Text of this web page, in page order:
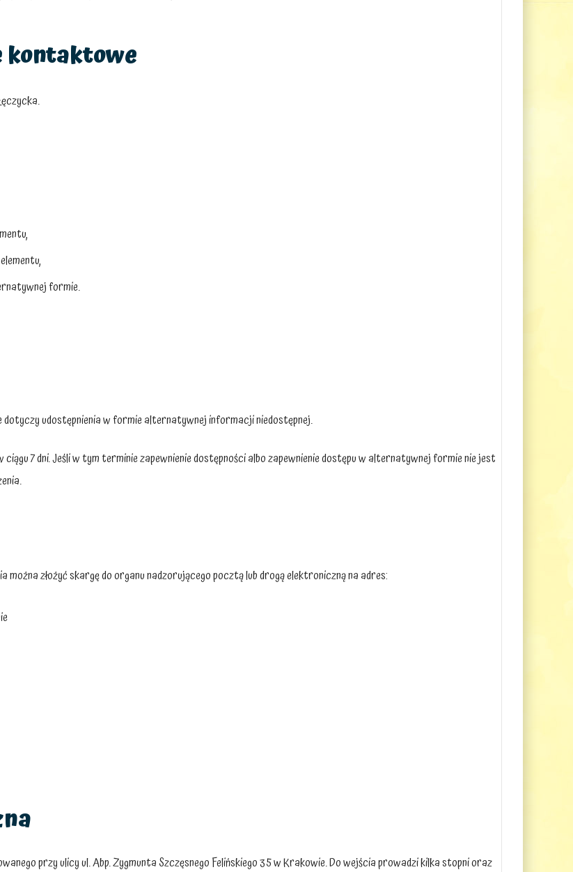
.
formie.
dotyczy udostępnienia w formie alternatywnej informacji niedostępnej.
ciągu 7 dni. Jeśli w tym terminie zapewnienie dostępności albo zapewnienie dostępu w alternatywnej formie nie jest
złożyć skargę do organu nadzorującego pocztą lub drogą elektroniczną na adres:
przy ulicy ul. Abp. Zygmunta Szczęsnego Felińskiego 35 w Krakowie. Do wejścia prowadzi kilka stopni oraz